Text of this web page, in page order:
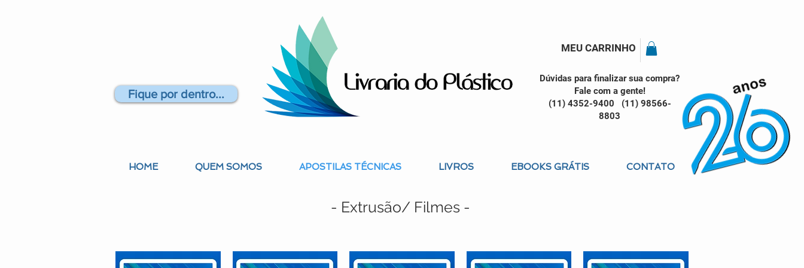
Fique por dentro...
MEU CARRINHO
Dúvidas para finalizar sua compra?
Fale com a gente!
(11) 4352-9400 (11) 98566-
8803
HOME QUEM SOMOS APOSTILAS TÉCNICAS LIVROS EBOOKS GRÁTIS CONTATO
- Extrusão/ Filmes -